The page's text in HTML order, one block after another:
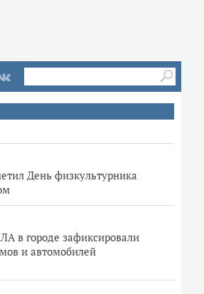
День физкультурника
в городе зафиксировали
и автомобилей